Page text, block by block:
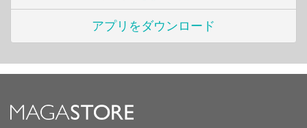
アプリをダウンロード